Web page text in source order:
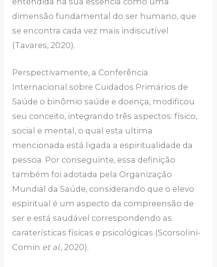
dimensão fundamental do ser humano, que
se encontra cada vez mais indiscutível
(Tavares, 2020).
Perspectivamente, a Conferência
Internacional sobre Cuidados Primários de
Saúde o binômio saúde e doença, modificou
seu conceito, integrando três aspectos: físico,
social e mental, o qual esta ultima
mencionada está ligada a espiritualidade da
pessoa. Por conseguinte, essa definição
também foi adotada pela Organização
Mundial da Saúde, considerando que o elevo
espiritual é um aspecto da compreensão de
ser e está saudável correspondendo as
caraterísticas físicas e psicológicas (Scorsolini-
Comin et al., 2020).